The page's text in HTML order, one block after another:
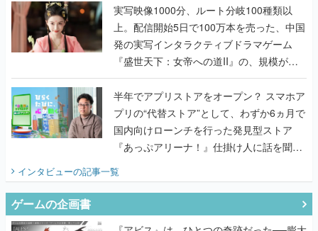
んだレジェンド2人に訊く開発秘話
実写映像1000分、ルート分岐100種類以
上。配信開始5日で100万本を売った、中国
発の実写インタラクティブドラマゲーム
『盛世天下：女帝への道II』の、規模が違
うこだわりをプロデューサーに聞いた
半年でアプリストアをオープン？ スマホア
プリの“代替ストア”として、わずか6ヵ月で
国内向けローンチを行った発見型ストア
『あっぷアリーナ！』仕掛け人に話を聞い
インタビューの記事一覧
ゲームの企画書